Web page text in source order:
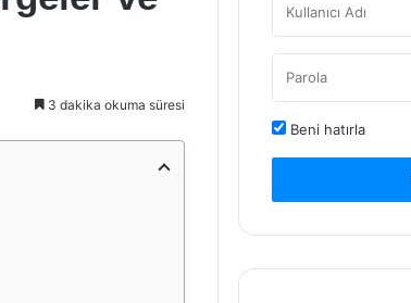
3 dakika okuma süresi
Beni hatırla